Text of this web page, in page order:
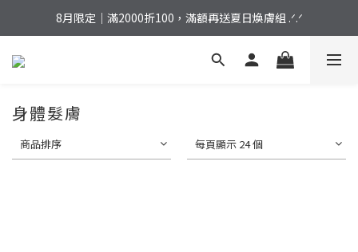
加入會員｜結帳立享 ７５折，首購免運再拿好禮！
8月限定｜滿2000折100，滿額再送夏日煥膚組 .ᐟ.ᐟ
加入會員｜結帳立享 ７５折，首購免運再拿好禮！
身體髮膚
商品排序 每頁顯示 24 個